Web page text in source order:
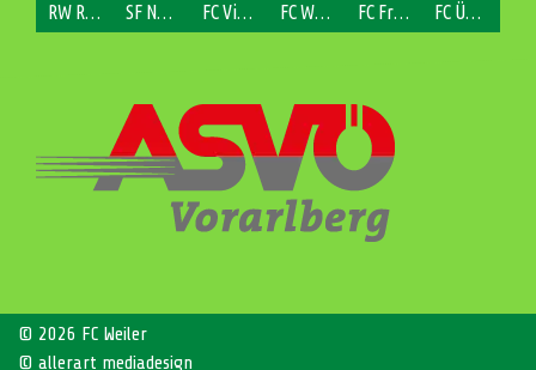
RW Rankweil SF Nofels FC Viktorsberg FC Weiler FC Fraxern FC Übersaxen
© 2026 FC Weiler
© allerart mediadesign